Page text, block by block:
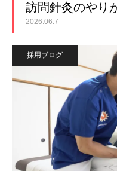
訪問針灸のやり
2026.06.7
採用ブログ